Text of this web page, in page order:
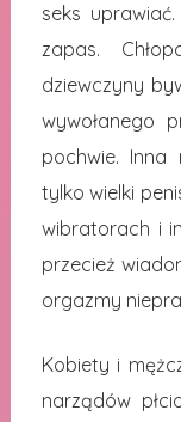
seks
zapas.
dziewczyny
wywołanego
pochwie.
tylko wielki
wibratorach i
przecież
orgazmy
Kobiety i
narządów